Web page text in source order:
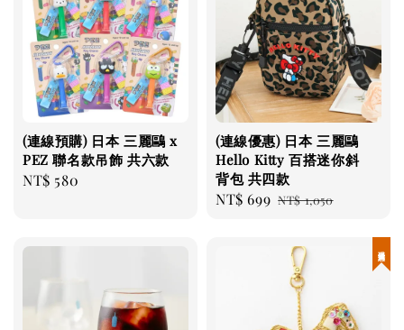
(連線預購) 日本 三麗鷗 x
PEZ 聯名款吊飾 共六款
Regular
NT$ 580
(連線優惠) 日本 三麗鷗
Hello Kitty 百搭迷你斜
背包 共四款
Sale
NT$ 699 Regular
NT$ 1,050